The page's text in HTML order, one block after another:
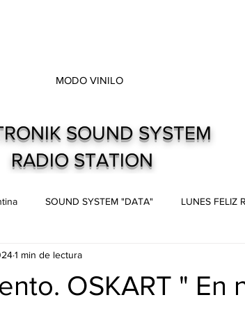
MODO VINILO
SOUND SYSTEM
RADIO STATION
SOUND SYSTEM "DATA" LUNES FELIZ
Shows. Recitales.
OSKART " En
1 min de lectura